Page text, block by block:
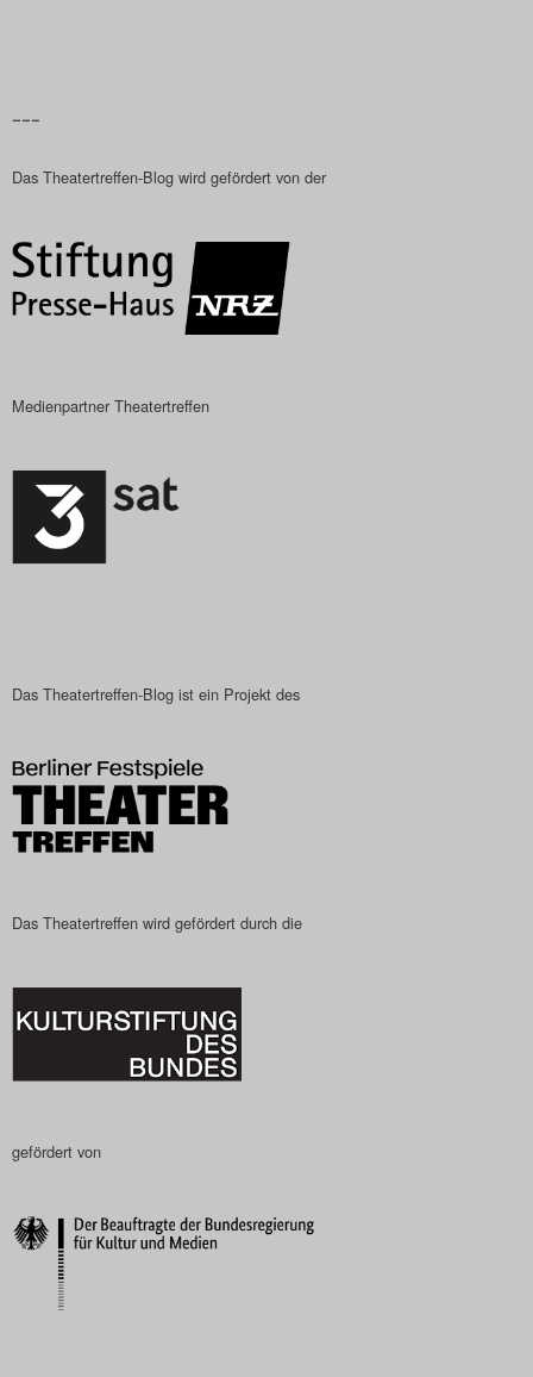
–––
Das Theatertreffen-Blog wird gefördert von der
Medienpartner Theatertreffen
Das Theatertreffen-Blog ist ein Projekt des
Das Theatertreffen wird gefördert durch die
gefördert von